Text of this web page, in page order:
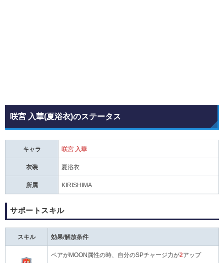
咲宮 入華(夏浴衣)のステータス
キャラ 咲宮 入華
衣装 夏浴衣
所属 KIRISHIMA
サポートスキル
スキル 効果/解放条件
ペアがMOON属性の時、自分のSPチャージ力が2アップ